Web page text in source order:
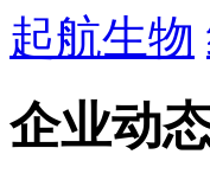
起航生物
企业动